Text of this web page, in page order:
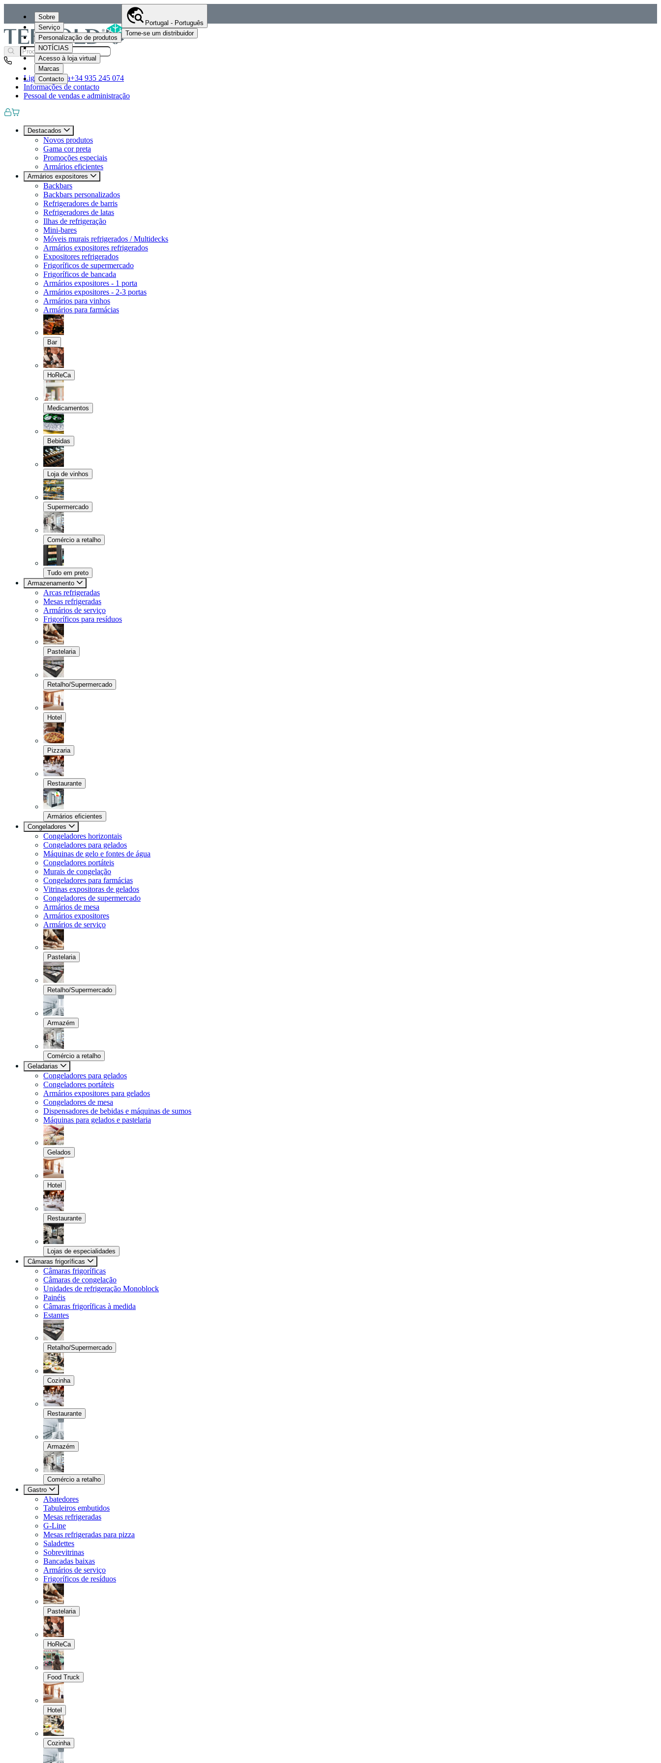
Sobre
Serviço
Personalização de produtos
NOTÍCIAS
Acesso à loja virtual
Marcas
Contacto
Portugal - Português
Torne-se um distribuidor
Ligue-nos para+34 935 245 074
Informações de contacto
Pessoal de vendas e administração
Destacados
Novos produtos
Gama cor preta
Promoções especiais
Armários eficientes
Armários expositores
Backbars
Backbars personalizados
Refrigeradores de barris
Refrigeradores de latas
Ilhas de refrigeração
Mini-bares
Móveis murais refrigerados / Multidecks
Armários expositores refrigerados
Expositores refrigerados
Frigoríficos de supermercado
Frigoríficos de bancada
Armários expositores - 1 porta
Armários expositores - 2-3 portas
Armários para vinhos
Armários para farmácias
Bar
HoReCa
Medicamentos
Bebidas
Loja de vinhos
Supermercado
Comércio a retalho
Tudo em preto
Armazenamento
Arcas refrigeradas
Mesas refrigeradas
Armários de serviço
Frigoríficos para resíduos
Pastelaria
Retalho/Supermercado
Hotel
Pizzaria
Restaurante
Armários eficientes
Congeladores
Congeladores horizontais
Congeladores para gelados
Máquinas de gelo e fontes de água
Congeladores portáteis
Murais de congelação
Congeladores para farmácias
Vitrinas expositoras de gelados
Congeladores de supermercado
Armários de mesa
Armários expositores
Armários de serviço
Pastelaria
Retalho/Supermercado
Armazém
Comércio a retalho
Geladarias
Congeladores para gelados
Congeladores portáteis
Armários expositores para gelados
Congeladores de mesa
Dispensadores de bebidas e máquinas de sumos
Máquinas para gelados e pastelaria
Gelados
Hotel
Restaurante
Lojas de especialidades
Câmaras frigoríficas
Câmaras frigoríficas
Câmaras de congelação
Unidades de refrigeração Monoblock
Painéis
Câmaras frigoríficas à medida
Estantes
Retalho/Supermercado
Cozinha
Restaurante
Armazém
Comércio a retalho
Gastro
Abatedores
Tabuleiros embutidos
Mesas refrigeradas
G-Line
Mesas refrigeradas para pizza
Saladettes
Sobrevitrinas
Bancadas baixas
Armários de serviço
Frigoríficos de resíduos
Pastelaria
HoReCa
Food Truck
Hotel
Cozinha